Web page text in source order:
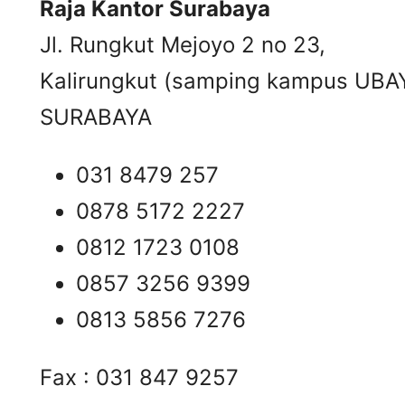
Raja Kantor Surabaya
Jl. Rungkut Mejoyo 2 no 23,
Kalirungkut (samping kampus
SURABAYA
031 8479 257
0878 5172 2227
0812 1723 0108
0857 3256 9399
0813 5856 7276
Fax : 031 847 9257